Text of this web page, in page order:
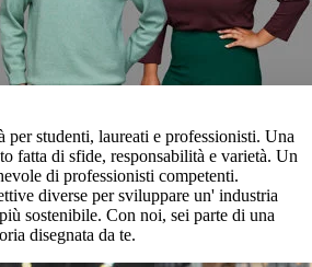
studenti, laureati e professionisti. Una
fatta di sfide, responsabilità e varietà. Un
di professionisti competenti.
diverse per sviluppare un' industria
sostenibile. Con noi, sei parte di una
disegnata da te.